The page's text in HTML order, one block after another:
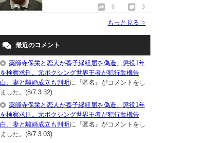
0 3
もっと見る⇒
最近のコメント
薬師寺保栄と恋人が養子縁組届を偽造、懲役1年
を検察求刑。元ボクシング世界王者が犯行動機告
白、妻と離婚成立も判明に『匿名』がコメントをし
ました。(8/7 3:32)
薬師寺保栄と恋人が養子縁組届を偽造、懲役1年
を検察求刑。元ボクシング世界王者が犯行動機告
白、妻と離婚成立も判明に『匿名』がコメントをし
ました。(8/7 3:03)